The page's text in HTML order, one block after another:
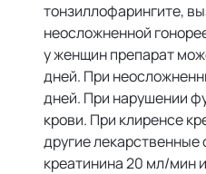
тонзиллофарингите,
неосложненной
у женщин препарат
дней. При
дней. При нарушении
крови. При клиренсе
другие
креатинина 20 мл/мин